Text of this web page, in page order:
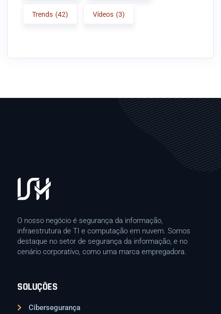
Trends (42) Vídeos (3)
O nosso negócio é segurança da informação,
infraestrutura de TI e computação em nuvem. Somos
destaque no setor de segurança da informação, e no
cenário corporativo, como uma marca empregadora.
SOLUÇÕES
Cibersegurança